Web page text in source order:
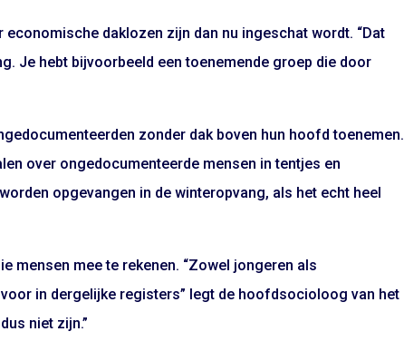
daklozen zijn dan nu ingeschat wordt. “Dat
Je hebt bijvoorbeeld een toenemende groep die door
zonder dak boven hun hoofd toenemen.
over ongedocumenteerde mensen in tentjes en
opgevangen in de winteropvang, als het echt heel
mensen mee te rekenen. “Zowel jongeren als
in dergelijke registers” legt de hoofdsocioloog van het
niet zijn.”